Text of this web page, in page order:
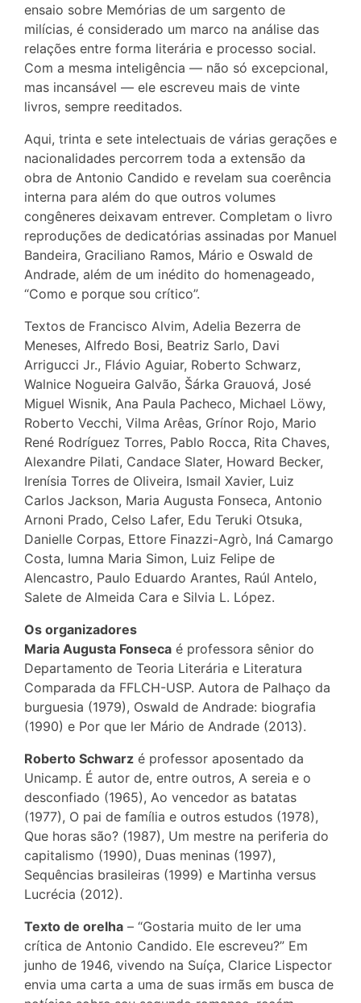
ensaio sobre Memórias de um sargento de
milícias, é considerado um marco na análise das
relações entre forma literária e processo social.
Com a mesma inteligência — não só excepcional,
mas incansável — ele escreveu mais de vinte
livros, sempre reeditados.
Aqui, trinta e sete intelectuais de várias gerações e
nacionalidades percorrem toda a extensão da
obra de Antonio Candido e revelam sua coerência
interna para além do que outros volumes
congêneres deixavam entrever. Completam o livro
reproduções de dedicatórias assinadas por Manuel
Bandeira, Graciliano Ramos, Mário e Oswald de
Andrade, além de um inédito do homenageado,
“Como e porque sou crítico”.
Textos de Francisco Alvim, Adelia Bezerra de
Meneses, Alfredo Bosi, Beatriz Sarlo, Davi
Arrigucci Jr., Flávio Aguiar, Roberto Schwarz,
Walnice Nogueira Galvão, Šárka Grauová, José
Miguel Wisnik, Ana Paula Pacheco, Michael Löwy,
Roberto Vecchi, Vilma Arêas, Grínor Rojo, Mario
René Rodríguez Torres, Pablo Rocca, Rita Chaves,
Alexandre Pilati, Candace Slater, Howard Becker,
Irenísia Torres de Oliveira, Ismail Xavier, Luiz
Carlos Jackson, Maria Augusta Fonseca, Antonio
Arnoni Prado, Celso Lafer, Edu Teruki Otsuka,
Danielle Corpas, Ettore Finazzi-Agrò, Iná Camargo
Costa, Iumna Maria Simon, Luiz Felipe de
Alencastro, Paulo Eduardo Arantes, Raúl Antelo,
Salete de Almeida Cara e Silvia L. López.
Os organizadores
Maria Augusta Fonseca é professora sênior do
Departamento de Teoria Literária e Literatura
Comparada da FFLCH-USP. Autora de Palhaço da
burguesia (1979), Oswald de Andrade: biografia
(1990) e Por que ler Mário de Andrade (2013).
Roberto Schwarz é professor aposentado da
Unicamp. É autor de, entre outros, A sereia e o
desconfiado (1965), Ao vencedor as batatas
(1977), O pai de família e outros estudos (1978),
Que horas são? (1987), Um mestre na periferia do
capitalismo (1990), Duas meninas (1997),
Sequências brasileiras (1999) e Martinha versus
Lucrécia (2012).
Texto de orelha – “Gostaria muito de ler uma
crítica de Antonio Candido. Ele escreveu?” Em
junho de 1946, vivendo na Suíça, Clarice Lispector
envia uma carta a uma de suas irmãs em busca de